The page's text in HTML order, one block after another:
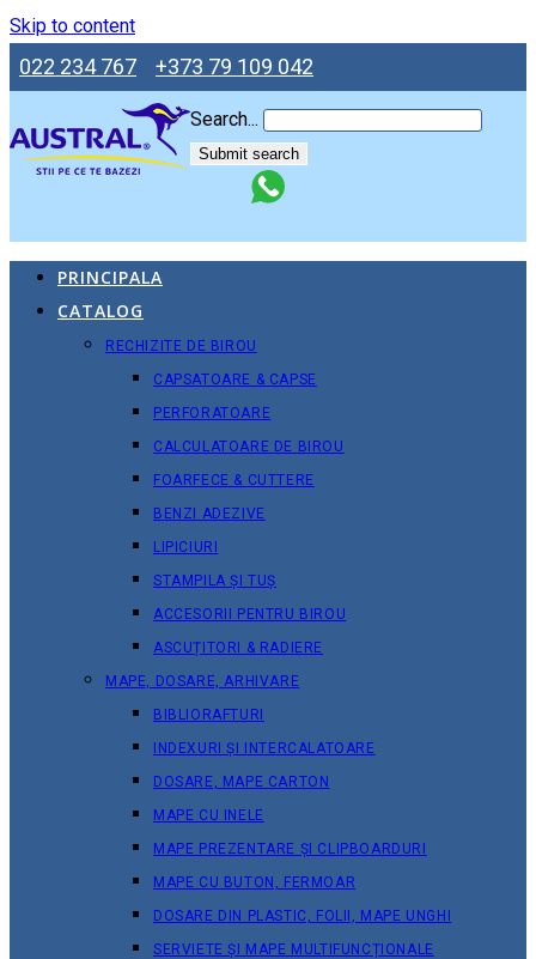
Skip to content
022 234 767 +373 79 109 042
Search...
Submit search
PRINCIPALA
CATALOG
RECHIZITE DE BIROU
CAPSATOARE & CAPSE
PERFORATOARE
CALCULATOARE DE BIROU
FOARFECE & CUTTERE
BENZI ADEZIVE
LIPICIURI
STAMPILA ȘI TUȘ
ACCESORII PENTRU BIROU
ASCUȚITORI & RADIERE
MAPE, DOSARE, ARHIVARE
BIBLIORAFTURI
INDEXURI ȘI INTERCALATOARE
DOSARE, MAPE CARTON
MAPE CU INELE
MAPE PREZENTARE ȘI CLIPBOARDURI
MAPE CU BUTON, FERMOAR
DOSARE DIN PLASTIC, FOLII, MAPE UNGHI
SERVIETE ȘI MAPE MULTIFUNCȚIONALE